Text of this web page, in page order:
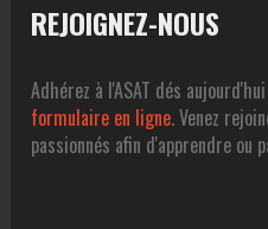
REJOIGNEZ-NOUS
Adhérez à l'ASAT dés
formulaire en ligne. Venez
passionnés afin d'apprendre ou